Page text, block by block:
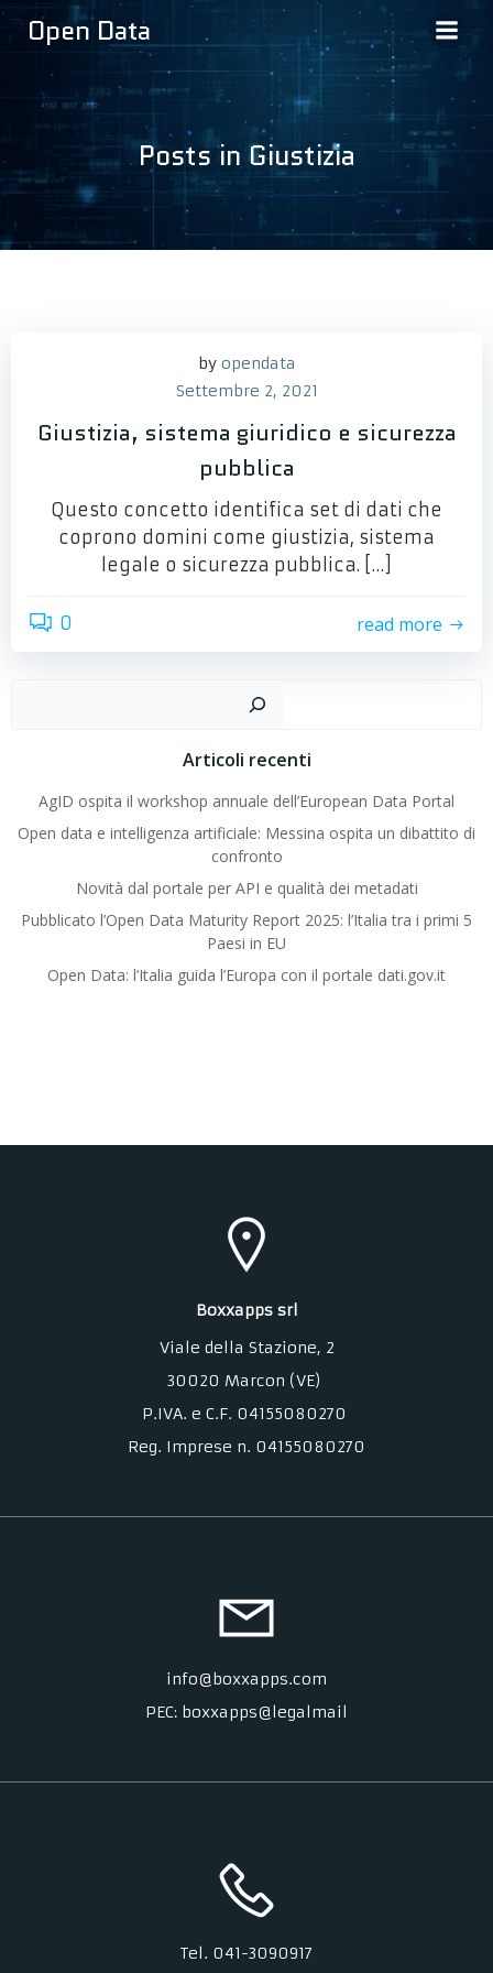
contenuto
Open Data
Posts in Giustizia
by opendata
Settembre 2, 2021
Giustizia, sistema giuridico e sicurezza
pubblica
Questo concetto identifica set di dati che
coprono domini come giustizia, sistema
legale o sicurezza pubblica. […]
0 read more
Articoli recenti
AgID ospita il workshop annuale dell’European Data Portal
Open data e intelligenza artificiale: Messina ospita un dibattito di
confronto
Novità dal portale per API e qualità dei metadati
Pubblicato l’Open Data Maturity Report 2025: l’Italia tra i primi 5
Paesi in EU
Open Data: l’Italia guida l’Europa con il portale dati.gov.it
Boxxapps srl
Viale della Stazione, 2
30020 Marcon (VE)
P.IVA. e C.F. 04155080270
Reg. Imprese n. 04155080270
info@boxxapps.com
PEC: boxxapps@legalmail
Tel. 041-3090917